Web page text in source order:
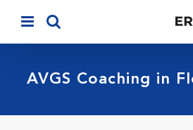
AVGS Coaching in